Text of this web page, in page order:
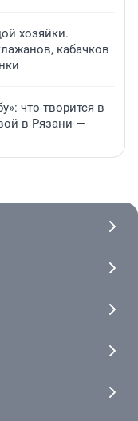
хозяйки.
кабачков
что творится в
в Рязани —